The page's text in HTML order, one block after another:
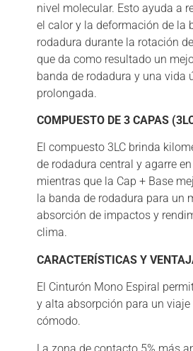
nivel molecular. Esto ayuda a
el calor y la deformación de la
rodadura durante la rotación
que da como resultado un
banda de rodadura y una vida
prolongada.
COMPUESTO DE 3 CAPAS
El compuesto 3LC brinda
de rodadura central y agarre
mientras que la Cap + Base
la banda de rodadura para un
absorción de impactos y
clima.
CARACTERÍSTICAS Y
El Cinturón Mono Espiral
y alta absorpción para un
cómodo.
La zona de contacto 5% más